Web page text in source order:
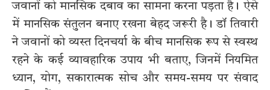
जवानों को मानसिक दबाव का सामना करना पड़ता है। ऐसे
में मानसिक संतुलन बनाए रखना बेहद जरूरी है। डॉ तिवारी
ने जवानों को व्यस्त दिनचर्या के बीच मानसिक रूप से स्वस्थ
रहने के कई व्यावहारिक उपाय भी बताए, जिनमें नियमित
ध्यान, योग, सकारात्मक सोच और समय-समय पर संवाद